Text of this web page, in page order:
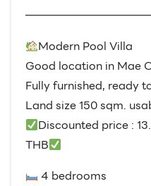
Modern Pool Villa
Good location in Mae
Fully furnished, ready
Land size 150 sqm.
Discounted price :
THB
4 bedrooms